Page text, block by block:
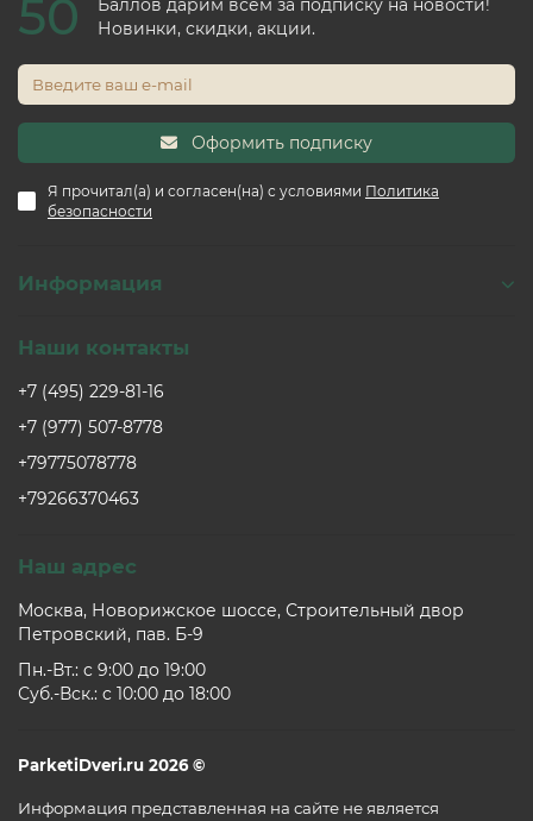
50
Баллов дарим всем за подписку на новости!
Новинки, скидки, акции.
Оформить подписку
Я прочитал(а) и согласен(на) с условиями Политика
безопасности
Информация
Наши контакты
+7 (495) 229-81-16
+7 (977) 507-8778
+79775078778
+79266370463
Наш адрес
Москва, Новорижское шоссе, Строительный двор
Петровский, пав. Б-9
Пн.-Вт.: c 9:00 до 19:00
Суб.-Вск.: c 10:00 до 18:00
ParketiDveri.ru 2026 ©
Информация представленная на сайте не является